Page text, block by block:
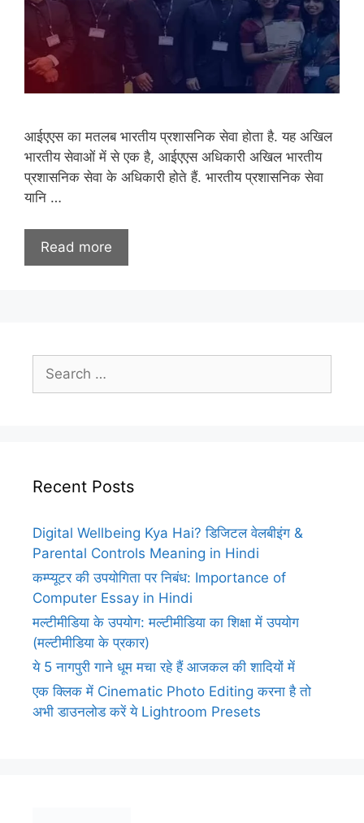
आईएएस का मतलब भारतीय प्रशासनिक सेवा होता है. यह अखिल
भारतीय सेवाओं में से एक है, आईएएस अधिकारी अखिल भारतीय
प्रशासनिक सेवा के अधिकारी होते हैं. भारतीय प्रशासनिक सेवा
यानि …
Read more
for:
Recent Posts
Digital Wellbeing Kya Hai? डिजिटल वेलबीइंग &
Parental Controls Meaning in Hindi
कम्प्यूटर की उपयोगिता पर निबंध: Importance of
Computer Essay in Hindi
मल्टीमीडिया के उपयोग: मल्टीमीडिया का शिक्षा में उपयोग
(मल्टीमीडिया के प्रकार)
ये 5 नागपुरी गाने धूम मचा रहे हैं आजकल की शादियों में
एक क्लिक में Cinematic Photo Editing करना है तो
अभी डाउनलोड करें ये Lightroom Presets